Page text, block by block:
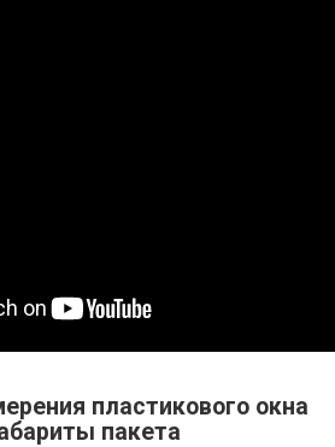
пластикового окна
пакета